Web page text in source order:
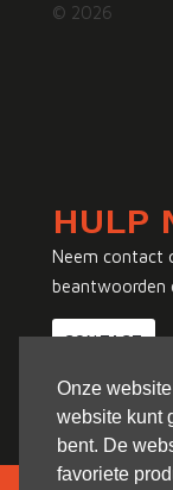
Onze
website kunt
bent. De
favoriete
© 2026
HULP
Neem contact
beantwoorden
CONTACT